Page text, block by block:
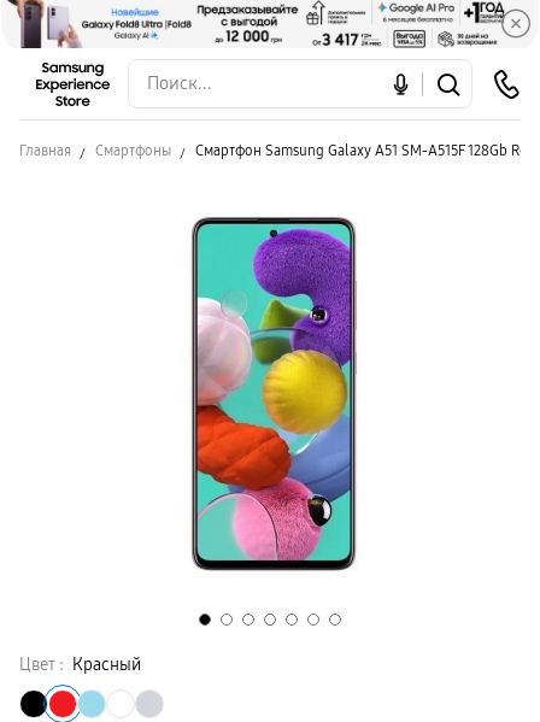
Главная Смартфоны Смартфон Samsung Galaxy A51 SM-A515F 128Gb Red
Цвет : Красный